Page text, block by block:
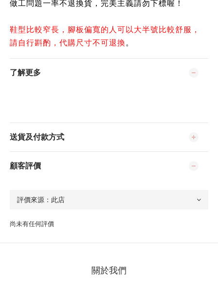
做工問題一率不退換貨，完美主義請勿下標喔！
鞋型比較窄長，腳板偏寬的人可以大半號比較舒服，
請自行斟酌，代購尺寸不可退換 。
了解更多
送貨及付款方式
顧客評價
尚未有任何評價
關於我們